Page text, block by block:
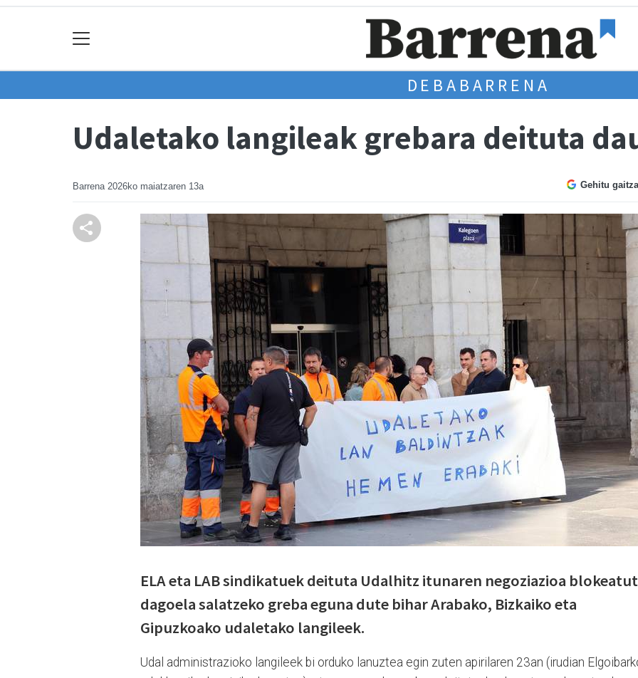
DEBABARRENA
Udaletako langileak grebara deituta
Barrena 2026ko maiatzaren 13a Gehitu
ELA eta LAB sindikatuek deituta Udalhitz itunaren negoziazioa
dagoela salatzeko greba eguna dute bihar Arabako, Bizkaiko eta
Gipuzkoako udaletako langileek.
Udal administrazioko langileek bi orduko lanuztea egin zuten apirilaren 23an (irudian